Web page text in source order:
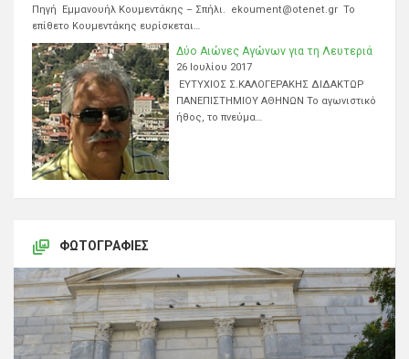
Πηγή Εμμανουήλ Κουμεντάκης – Σπήλι. ekoument@otenet.gr Το
επίθετο Κουμεντάκης ευρίσκεται…
Δύο Αιώνες Αγώνων για τη Λευτεριά
26 Ιουλίου 2017
ΕΥΤΥΧΙΟΣ Σ.ΚΑΛΟΓΕΡΑΚΗΣ ΔΙΔΑΚΤΩΡ
ΠΑΝΕΠΙΣΤΗΜΙΟΥ ΑΘΗΝΩΝ Το αγωνιστικό
ήθος, το πνεύμα…
ΦΩΤΟΓΡΑΦΊΕΣ